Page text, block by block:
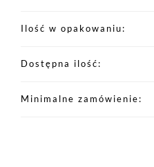
Ilość w opakowaniu
Dostępna ilość
Minimalne zamówienie